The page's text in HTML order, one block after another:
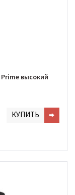
высокий
КУПИТЬ